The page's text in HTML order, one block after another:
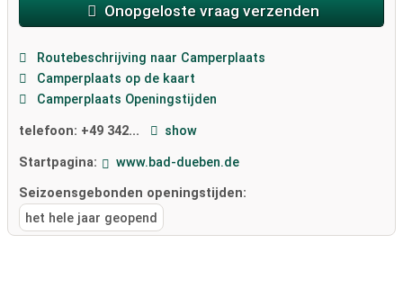
Onopgeloste vraag verzenden
Routebeschrijving naar Camperplaats
Camperplaats op de kaart
Camperplaats Openingstijden
telefoon: +49 342... show
Startpagina: www.bad-dueben.de
Seizoensgebonden openingstijden:
het hele jaar geopend